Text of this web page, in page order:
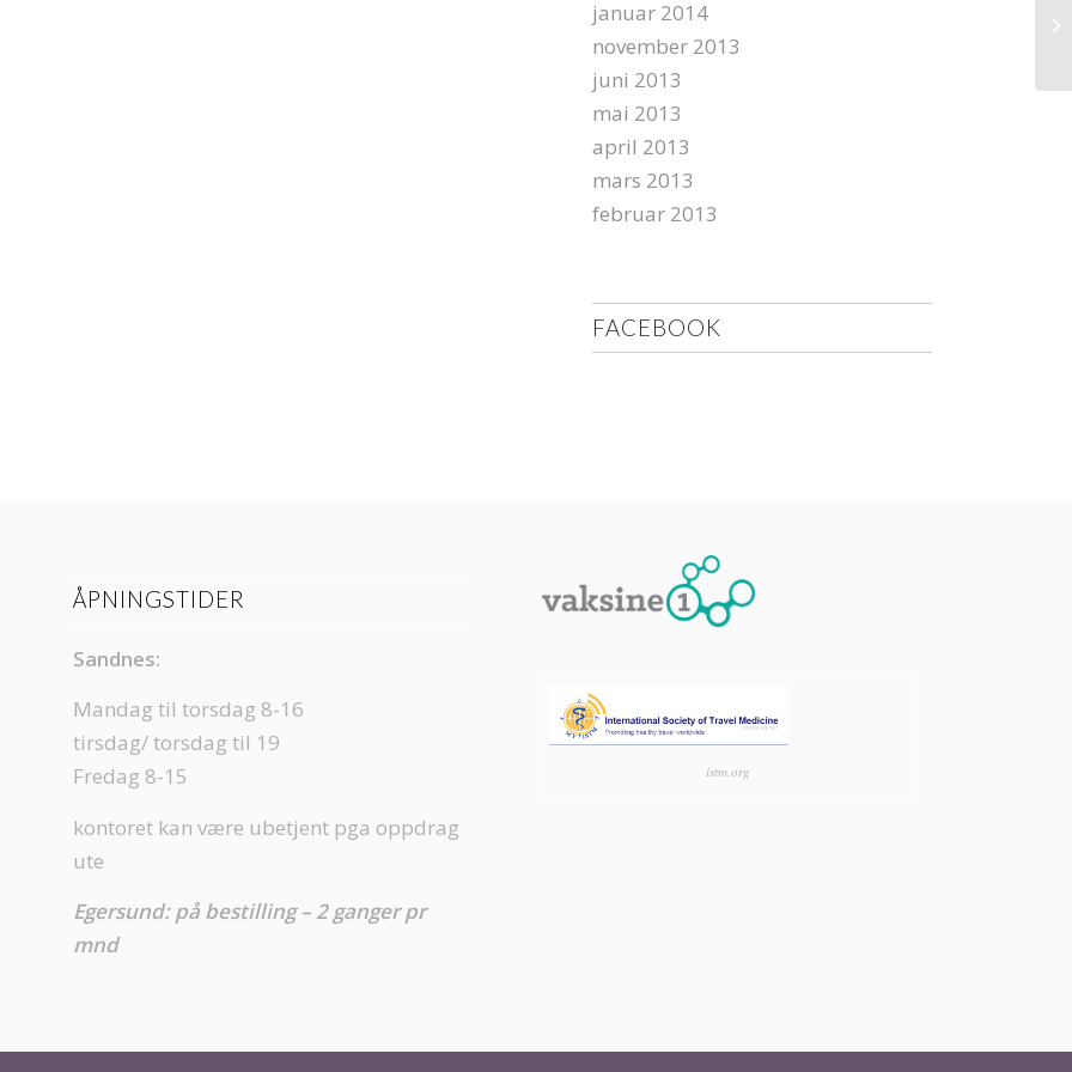
januar 2014
november 2013
juni 2013
mai 2013
april 2013
mars 2013
februar 2013
FACEBOOK
ÅPNINGSTIDER
Sandnes:
Mandag til torsdag 8-16
tirsdag/ torsdag til 19
Fredag 8-15
kontoret kan være ubetjent pga oppdrag
ute
Egersund: på bestilling – 2 ganger pr
mnd
istm.org